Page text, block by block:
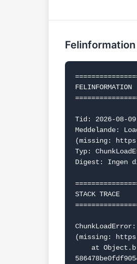
FELINFORMATION
Tid: 2026-08-
Meddelande:
(missing:
Typ:
Digest: Ingen
STACK TRACE
(missing: